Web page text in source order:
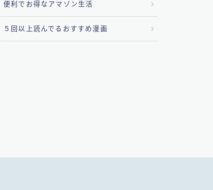
便利でお得なアマゾン生活
５回以上読んでるおすすめ漫画